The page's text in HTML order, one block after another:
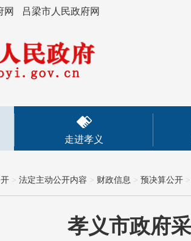
网 吕梁市人民政府网
走进孝义
> 法定主动公开内容 > 财政信息 > 预决算公开 >
孝义市政府